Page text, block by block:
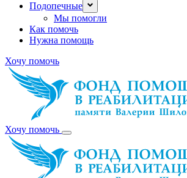
Подопечные
Мы помогли
Как помочь
Нужна помощь
Хочу помочь
Хочу помочь